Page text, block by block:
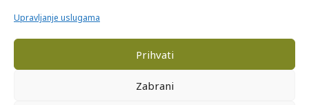
Upravljanje uslugama
Prihvati
Zabrani
PRIJAVA NA NEWSLETTER